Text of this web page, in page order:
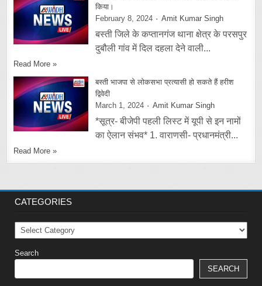
किया।
February 8, 2024
Amit Kumar Singh
बस्ती जिले के कप्तानगंज थाना क्षेत्र के परसपुर
दुबौली गांव में दिल दहला देने वाली...
Read More »
बस्ती भाजपा से लोकसभा प्रत्यासी हो सकते हैं हरीश
द्विवेदी
March 1, 2024
Amit Kumar Singh
*सूत्र- बीजेपी पहली लिस्ट में यूपी से इन नामों
का ऐलान संभव* 1. वाराणसी- प्रधानमंत्री...
Read More »
CATEGORIES
Categories
Search
SEARCH